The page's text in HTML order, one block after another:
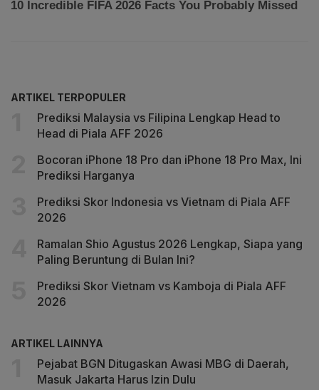
ARTIKEL TERPOPULER
Prediksi Malaysia vs Filipina Lengkap Head to
Head di Piala AFF 2026
Bocoran iPhone 18 Pro dan iPhone 18 Pro Max, Ini
Prediksi Harganya
Prediksi Skor Indonesia vs Vietnam di Piala AFF
2026
Ramalan Shio Agustus 2026 Lengkap, Siapa yang
Paling Beruntung di Bulan Ini?
Prediksi Skor Vietnam vs Kamboja di Piala AFF
2026
ARTIKEL LAINNYA
Pejabat BGN Ditugaskan Awasi MBG di Daerah,
Masuk Jakarta Harus Izin Dulu